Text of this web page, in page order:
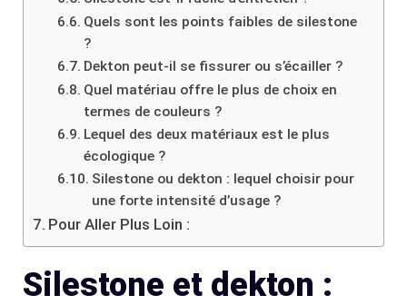
Quels sont les points faibles de silestone
?
Dekton peut-il se fissurer ou s’écailler ?
Quel matériau offre le plus de choix en
termes de couleurs ?
Lequel des deux matériaux est le plus
écologique ?
Silestone ou dekton : lequel choisir pour
une forte intensité d’usage ?
Pour Aller Plus Loin :
Silestone et dekton :